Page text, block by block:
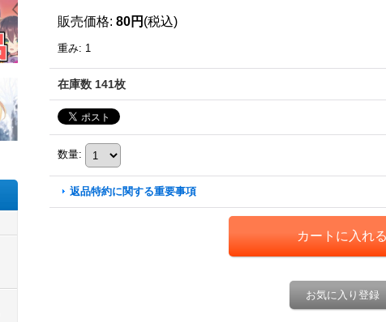
販売価格: 80円 (税込)
重み: 1
在庫数 141枚
数量:
返品特約に関する重要事項
お気に入り登録